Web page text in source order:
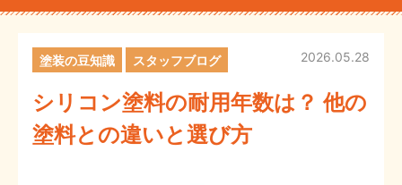
シリコン塗料の耐用年数は？ 他の
塗料との違いと選び方
2026.05.28
塗装の豆知識 スタッフブログ